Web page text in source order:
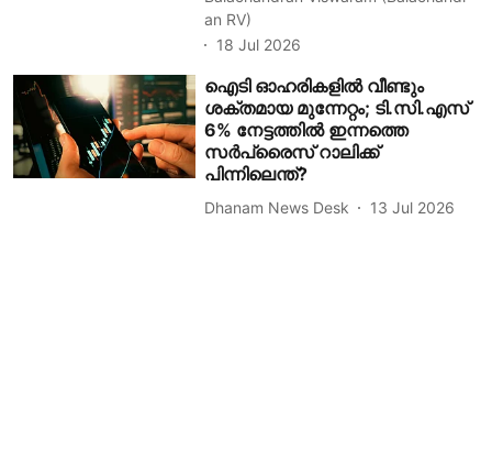
an RV)
18 Jul 2026
ഐടി ഓഹരികളിൽ വീണ്ടും
ശക്തമായ മുന്നേറ്റം; ടി.സി.എസ്
6% നേട്ടത്തിൽ ഇന്നത്തെ
സർപ്രൈസ് റാലിക്ക്
പിന്നിലെന്ത്?
Dhanam News Desk 13 Jul 2026